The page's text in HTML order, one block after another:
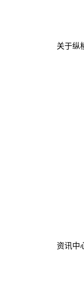
关于纵
资讯中